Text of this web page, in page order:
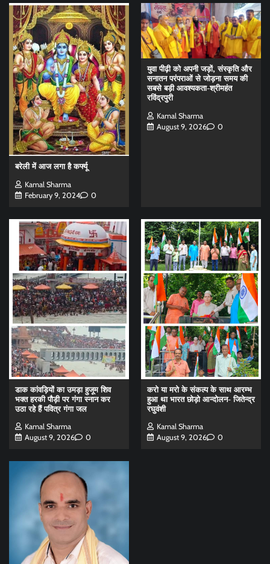
बरेली में आज लगा है कर्फ्यू
Kamal Sharma
February 9, 2024
0
युवा पीढ़ी को अपनी जड़ों, संस्कृति और
सनातन परंपराओं से जोड़ना समय की
सबसे बड़ी आवश्यकता-श्रीमहंत
रविंद्रपुरी
Kamal Sharma
August 9, 2026
0
डाक कांवड़ियों का उमड़ा हुजूम शिव
भक्त हरकी पौड़ी पर गंगा स्नान कर
उठा रहे हैं पवित्र गंगा जल
Kamal Sharma
August 9, 2026
0
करो या मरो के संकल्प के साथ आरम्भ
हुआ था भारत छोड़ो आन्दोलन- जितेन्द्र
रघुवंशी
Kamal Sharma
August 9, 2026
0